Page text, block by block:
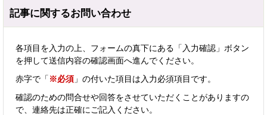
記事に関するお問い合わせ
各項目を入力の上、フォームの真下にある「入力確認」ボタン
を押して送信内容の確認画面へ進んでください。
赤字で「 ※必須 」の付いた項目は入力必須項目です。
確認のための問合せや回答をさせていただくことがありますの
で、連絡先は正確にご記入ください。